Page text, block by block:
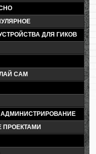
ДЛЯ ГИКОВ
САМ
ПРОЕКТАМИ